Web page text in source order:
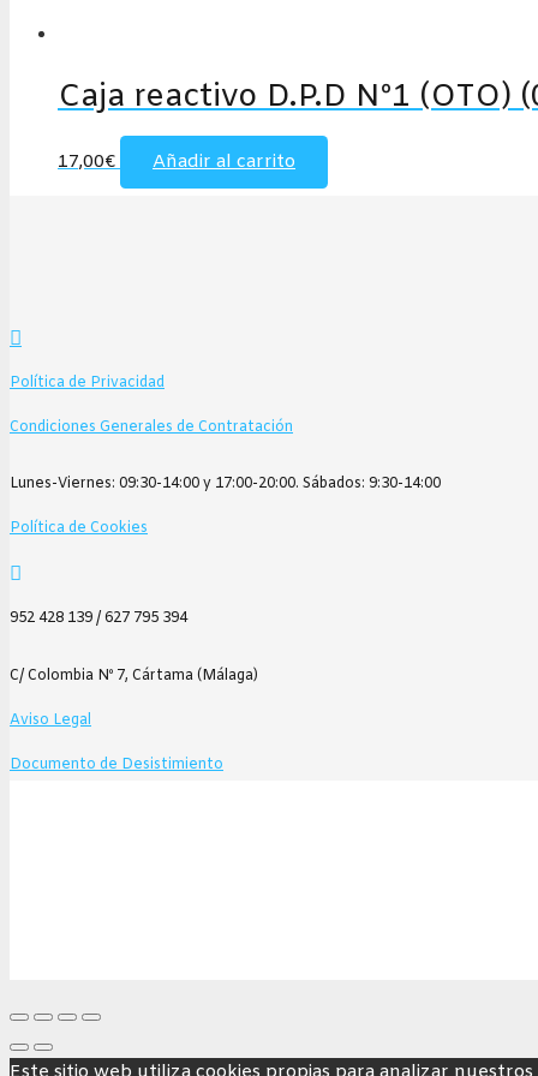
producto
Caja reactivo D.P.D Nº1 (OTO)
17,00€ Añadir al carrito
Política de Privacidad
Condiciones Generales de Contratación
Lunes-Viernes: 09:30-14:00 y 17:00-20:00. Sábados: 9:30-14:00
Política de Cookies
952 428 139 / 627 795 394
C/ Colombia Nº 7, Cártama (Málaga)
Aviso Legal
Documento de Desistimiento